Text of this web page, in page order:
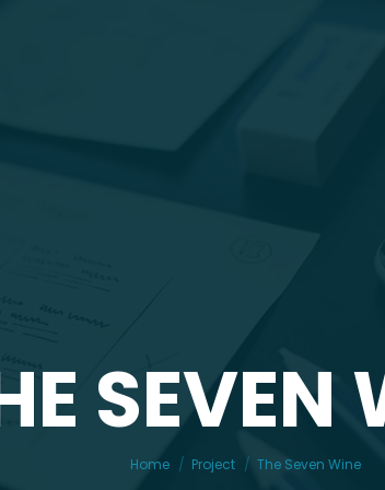
SEVEN
You are here:
Home Project The Seven Wine